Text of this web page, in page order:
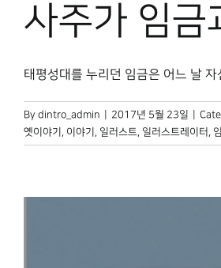
사주가 임금
태평성대를 누리던 임금은 어느 날
By dintro_admin 2017년 5월 23일
옛이야기 , 이야기 , 일러스트, 일러스트레이터 ,